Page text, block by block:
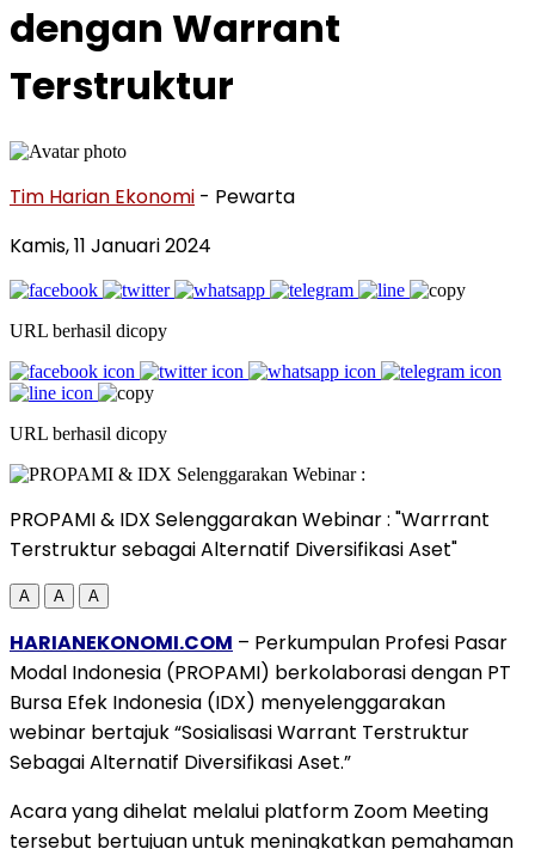
dengan Warrant
Terstruktur
Tim Harian Ekonomi - Pewarta
Kamis, 11 Januari 2024
URL berhasil dicopy
URL berhasil dicopy
PROPAMI & IDX Selenggarakan Webinar : "Warrrant
Terstruktur sebagai Alternatif Diversifikasi Aset"
A A A
HARIANEKONOMI.COM – Perkumpulan Profesi Pasar
Modal Indonesia (PROPAMI) berkolaborasi dengan PT
Bursa Efek Indonesia (IDX) menyelenggarakan
webinar bertajuk “Sosialisasi Warrant Terstruktur
Sebagai Alternatif Diversifikasi Aset.”
Acara yang dihelat melalui platform Zoom Meeting
tersebut bertujuan untuk meningkatkan pemahaman